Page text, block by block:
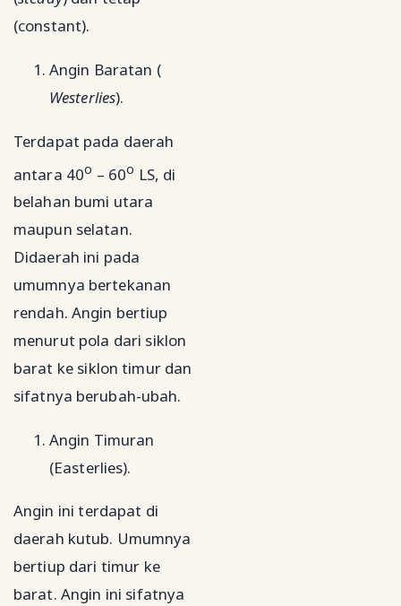
(constant).
Angin Baratan (
Westerlies).
Terdapat pada daerah
antara 40o – 60o LS, di
belahan bumi utara
maupun selatan.
Didaerah ini pada
umumnya bertekanan
rendah. Angin bertiup
menurut pola dari siklon
barat ke siklon timur dan
sifatnya berubah-ubah.
Angin Timuran
(Easterlies).
Angin ini terdapat di
daerah kutub. Umumnya
bertiup dari timur ke
barat. Angin ini sifatnya